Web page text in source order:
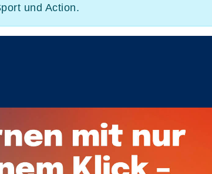
und Action.